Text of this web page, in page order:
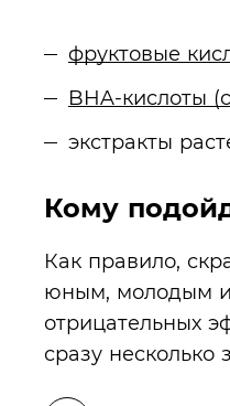
фруктовые
BHA-кислоты
экстракты
Кому
Как правило,
юным, молодым и
отрицательных
сразу несколько